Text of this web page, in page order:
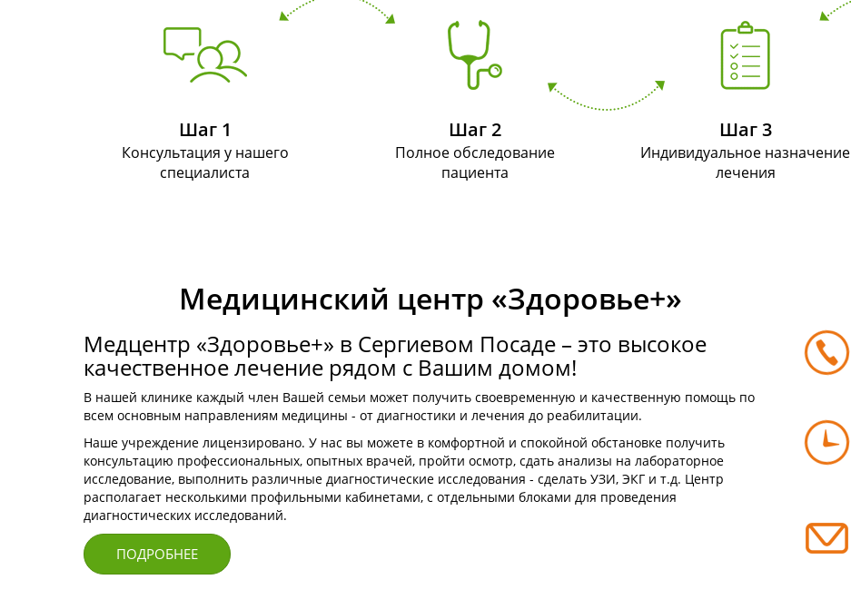
Шаг 1
Консультация у нашего
специалиста
Шаг 2
Полное обследование
пациента
Шаг 3
Индивидуальное назначение
лечения
Медицинский центр «Здоровье+»
Медцентр «Здоровье+» в Сергиевом Посаде – это высокое
качественное лечение рядом с Вашим домом!
В нашей клинике каждый член Вашей семьи может получить своевременную и качественную помощь по
всем основным направлениям медицины - от диагностики и лечения до реабилитации.
Наше учреждение лицензировано. У нас вы можете в комфортной и спокойной обстановке получить
консультацию профессиональных, опытных врачей, пройти осмотр, сдать анализы на лабораторное
исследование, выполнить различные диагностические исследования - сделать УЗИ, ЭКГ и т.д. Центр
располагает несколькими профильными кабинетами, с отдельными блоками для проведения
диагностических исследований.
ПОДРОБНЕЕ